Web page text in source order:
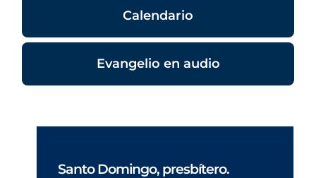
Calendario
Evangelio en audio
Santo Domingo, presbítero.